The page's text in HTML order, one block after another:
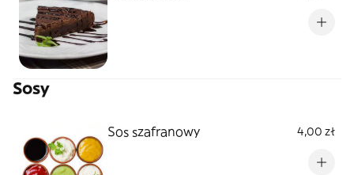
Sosy
Sos szafranowy 4,00 zł